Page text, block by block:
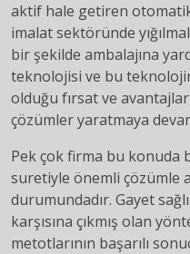
aktif hale getiren
imalat sektöründe
bir şekilde ambalajına
teknolojisi ve bu
olduğu fırsat ve
çözümler yaratmaya
Pek çok firma bu konuda
suretiyle önemli çözümle
durumundadır. Gayet
karşısına çıkmış olan
metotlarının başarılı